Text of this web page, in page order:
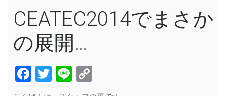
CEATEC2014でまさか
の展開…
Facebook
Twitter
Line
Link